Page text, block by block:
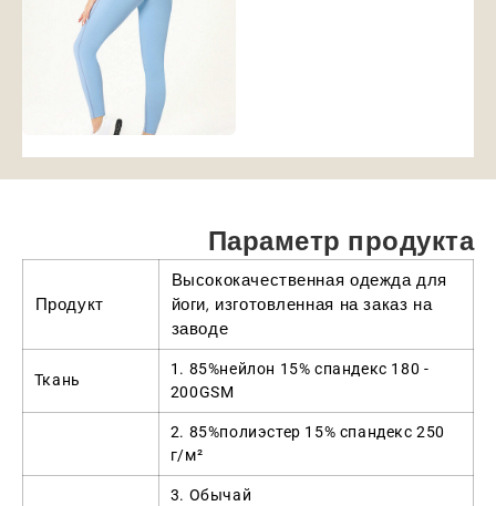
Параметр продукта
Продукт
Высококачественная одежда для
йоги, изготовленная на заказ на
заводе
Ткань
1. 85%нейлон 15% спандекс 180 -
200GSM
2. 85%полиэстер 15% спандекс 250
г/м²
3. Обычай